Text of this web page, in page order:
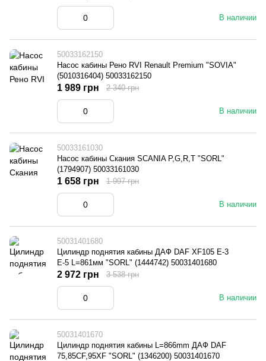
В наличии
50033162150
Насос кабины Рено RVI Renault Premium "SOVIA"
(5010316404) 50033162150
В наличии
1 989 грн 2 340 грн
50033161030
Насос кабины Скания SCANIA P,G,R,T "SORL"
(1794907) 50033161030
В наличии
1 658 грн 1 997 грн
50031401680
Цилиндр поднятия кабины ДАФ DAF XF105 E-3
E-5 L=861мм "SORL" (1444742) 50031401680
В наличии
2 972 грн 3 538 грн
50031401670
Цилиндр поднятия кабины L=866mm ДАФ DAF
75,85CF,95XF "SORL" (1346200) 50031401670